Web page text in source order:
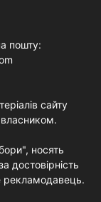
пошту:
сайту
носять
достовірність
рекламодавець.